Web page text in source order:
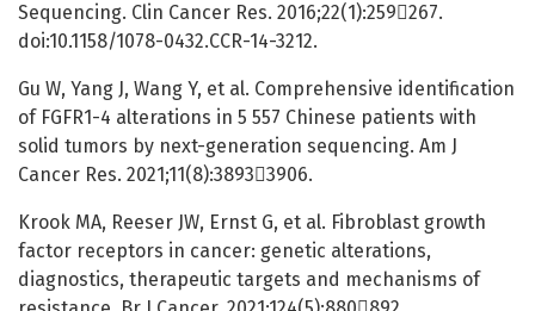
Sequencing. Clin Cancer Res. 2016;22(1):259267.
doi:10.1158/1078-0432.CCR-14-3212.
Gu W, Yang J, Wang Y, et al. Comprehensive identification
of FGFR1-4 alterations in 5 557 Chinese patients with
solid tumors by next-generation sequencing. Am J
Cancer Res. 2021;11(8):38933906.
Krook MA, Reeser JW, Ernst G, et al. Fibroblast growth
factor receptors in cancer: genetic alterations,
diagnostics, therapeutic targets and mechanisms of